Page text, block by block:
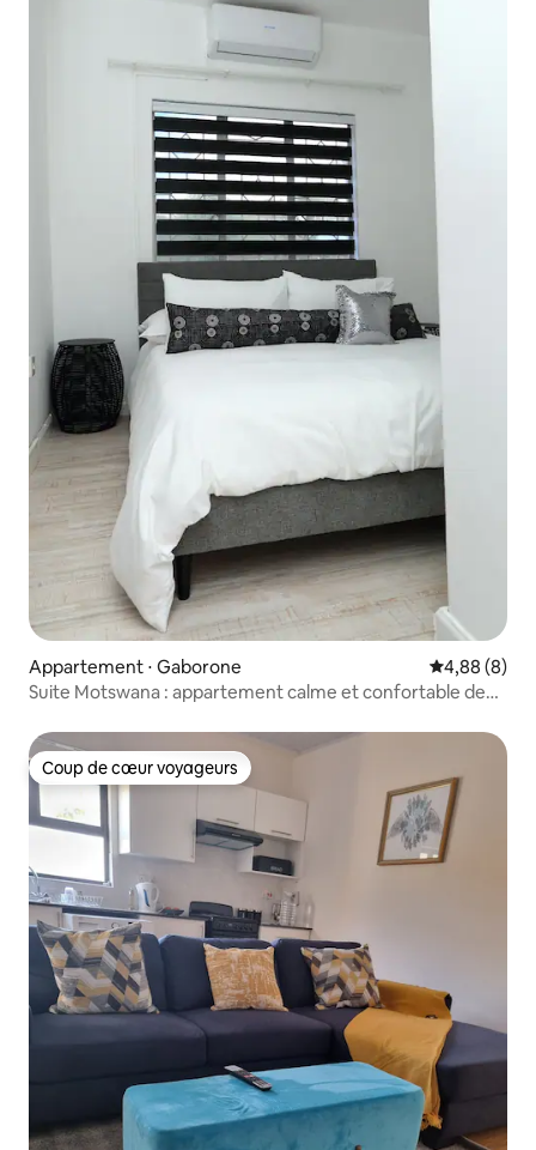
Appartement ⋅ Gaborone Évaluation
4,88 (8)
Suite Motswana : appartement calme et confortable de
Coup de cœur voyageurs
Coup de cœur voyageurs